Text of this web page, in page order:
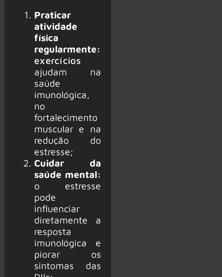
Praticar
atividade
física
regularmente:
exercícios
ajudam na
saúde
imunológica,
no
fortalecimento
muscular e na
redução do
estresse;
Cuidar da
saúde mental:
o estresse
pode
influenciar
diretamente a
resposta
imunológica e
piorar os
sintomas das